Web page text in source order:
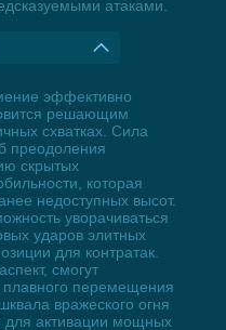
атаками.
эффективно
решающим
схватках. Сила
преодоления
скрытых
которая
недоступных высот.
уворачиваться
ударов элитных
для контратак.
смогут
плавного перемещения
вражеского огня
для активации мощных